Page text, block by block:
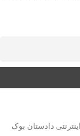
دادستان بوک